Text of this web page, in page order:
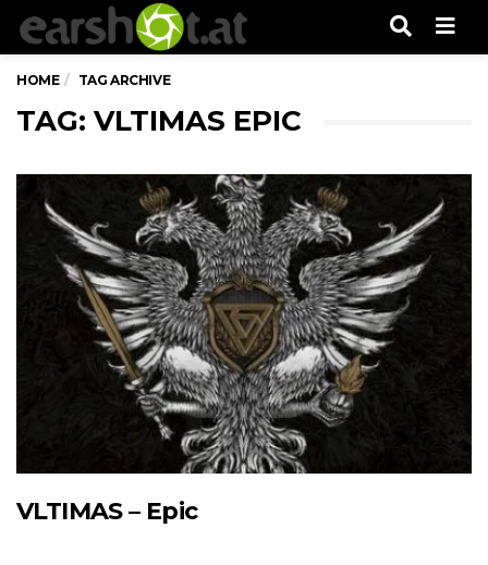
HOME TAG ARCHIVE
TAG: VLTIMAS EPIC
VLTIMAS – Epic